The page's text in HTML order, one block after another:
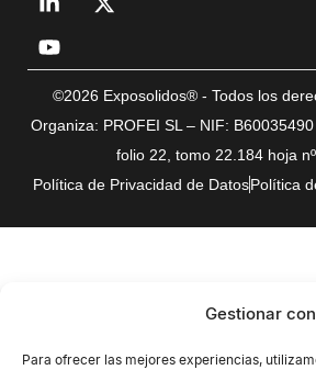
Gestionar
Para ofrecer las mejores experiencias,
©2026 Exposolidos® - Todos los
Organiza: PROFEI SL – NIF:
folio 22, tomo 22.184 hoja
Política de Privacidad de DatosPolítica